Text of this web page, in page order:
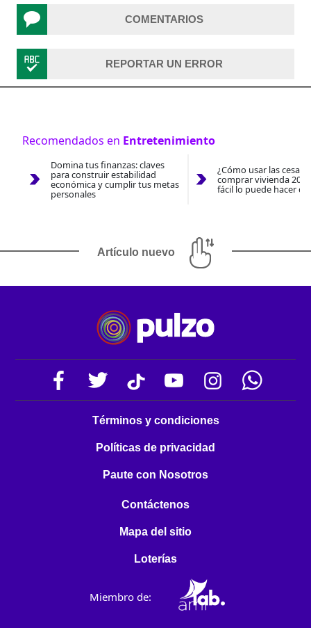
COMENTARIOS
REPORTAR UN ERROR
Recomendados en Entretenimiento
Domina tus finanzas: claves
para construir estabilidad
económica y cumplir tus metas
personales
¿Cómo usar las
comprar vivienda
fácil lo puede hacer
Artículo nuevo
Términos y condiciones
Políticas de privacidad
Paute con Nosotros
Contáctenos
Mapa del sitio
Loterías
Miembro de: